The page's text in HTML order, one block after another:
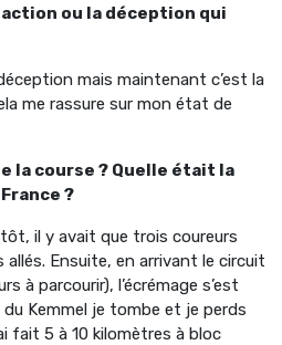
ou la déception qui
mais maintenant c’est la
me rassure sur mon état de
la course ? Quelle était la
?
il y avait que trois coureurs
allés. Ensuite, en arrivant le circuit
à parcourir), l’écrémage s’est
Kemmel je tombe et je perds
fait 5 à 10 kilomètres à bloc